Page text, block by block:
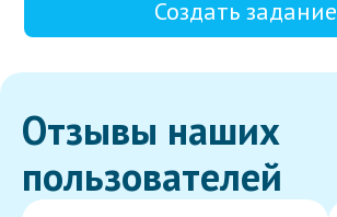
Создать задание
Отзывы наших
пользователей